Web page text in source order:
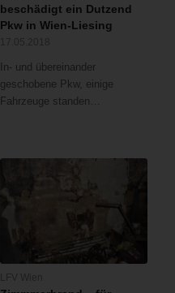
beschädigt ein Dutzend
Pkw in Wien-Liesing
In- und übereinander
geschobene Pkw, einige
Fahrzeuge standen…